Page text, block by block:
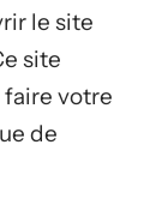
le site
site
votre
de